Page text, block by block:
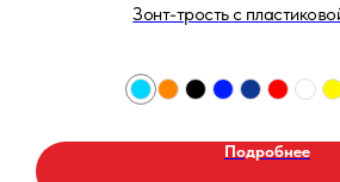
Зонт-трость с
Подробнее